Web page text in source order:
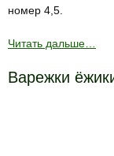
номер 4,5.
Читать дальше…
Варежки